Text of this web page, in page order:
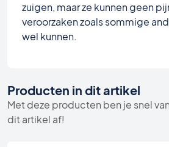
zuigen, maar ze kunnen geen
veroorzaken zoals sommige
wel kunnen.
Producten in dit artikel
Met deze producten ben je snel
dit artikel af!